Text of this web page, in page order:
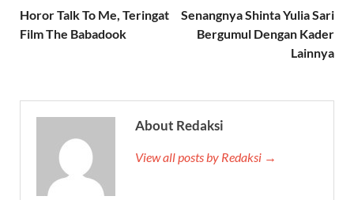
Horor Talk To Me, Teringat
Film The Babadook
Senangnya Shinta Yulia Sari
Bergumul Dengan Kader
Lainnya
About Redaksi
View all posts by Redaksi →